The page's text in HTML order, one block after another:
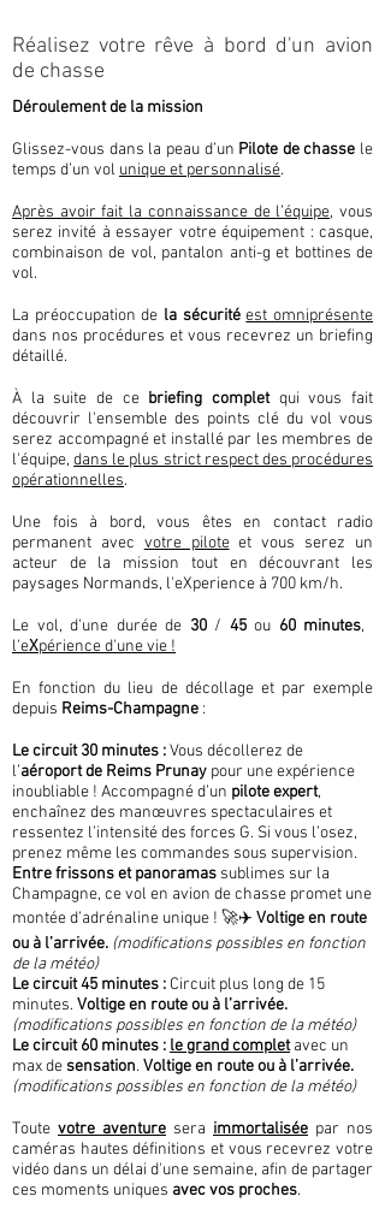
Réalisez votre rêve à bord d'un avion
de chasse
Déroulement de la mission
Glissez-vous dans la peau d’un Pilote de chasse le
temps d’un vol unique et personnalisé.
Après avoir fait la connaissance de l’équipe, vous
serez invité à essayer votre équipement : casque,
combinaison de vol, pantalon anti-g et bottines de
vol.
La préoccupation de la sécurité est omniprésente
dans nos procédures et vous recevrez un briefing
détaillé.
À la suite de ce briefing completqui vous fait
découvrir l'ensemble des points clé du vol vous
serez accompagné et installé par les membres de
l'équipe,dans le plus strict respect des procédures
opérationnelles.
Une fois à bord, vous êtes en contact radio
permanent avec votre piloteet vous serez un
acteur de la mission tout en découvrant les
paysages Normands, l'eXperience à 700 km/h.
Le vol, d'une durée de 30/ 45ou 60 minutes, ​
l'eXpérience d'une vie !
En fonction du lieu de décollage et par exemple
depuis Reims-Champagne :
Le circuit 30 minutes :Vous décollerez de
l’aéroport de Reims Prunay pour une expérience
inoubliable ! Accompagné d’un pilote expert,
enchaînez des manœuvres spectaculaires et
ressentez l’intensité des forces G. Si vous l’osez,
prenez même les commandes sous supervision.
Entre frissons et panoramas sublimes sur la
Champagne, ce vol en avion de chasse promet une
montée d’adrénaline unique ! 🚀✈️ Voltige en route
ou à l’arrivée. (modifications possibles en fonction
de la météo)
Le circuit 45 minutes : Circuit plus long de 15
minutes. Voltige en route ou à l’arrivée.
(modifications possibles en fonction de la météo)
Le circuit 60 minutes : le grand completavec un
max desensation. Voltige en route ou à l’arrivée.
(modifications possibles en fonction de la météo)
Toute votre aventure sera immortalisée par nos
caméras hautes définitions et vous recevrez votre
vidéo dans un délai d'une semaine, afin de partager
ces moments uniques avec vos proches.